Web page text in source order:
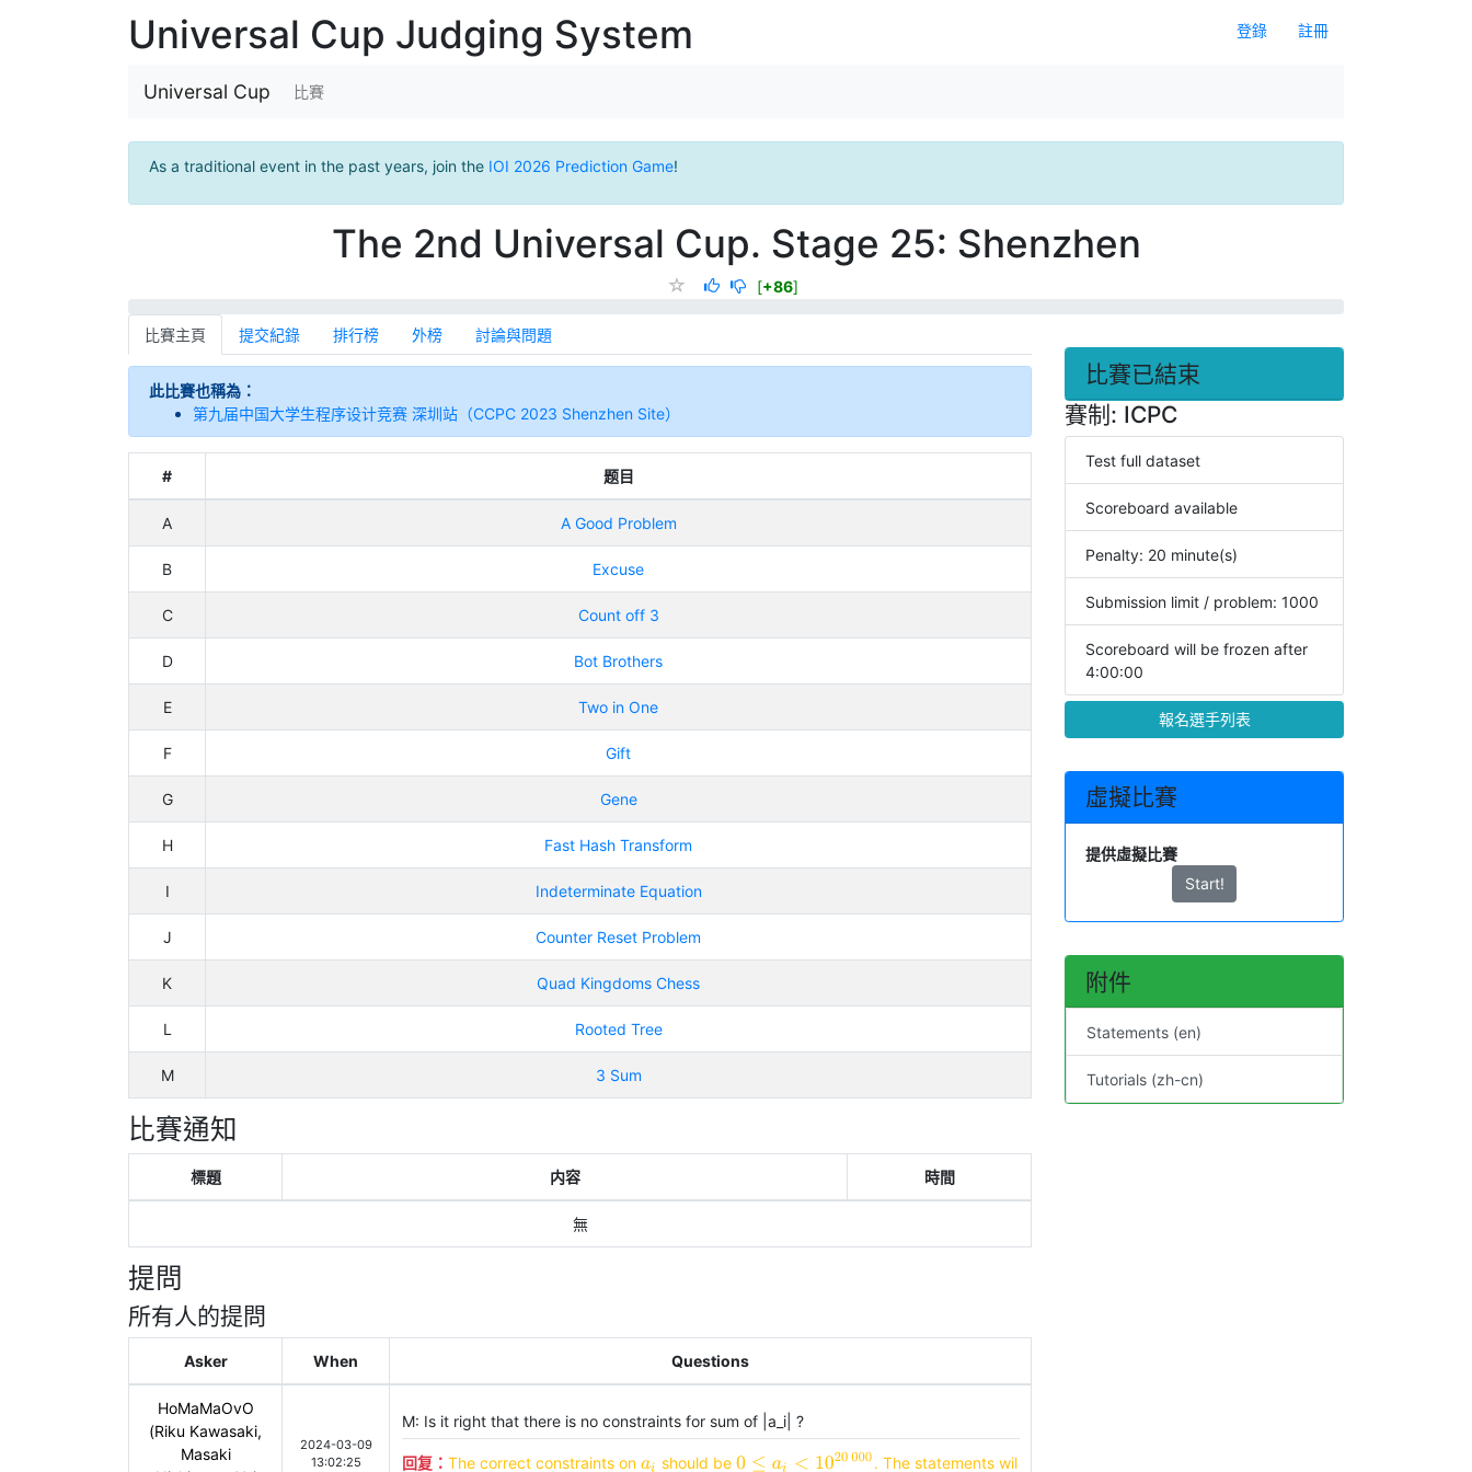
登錄 註冊
Universal Cup Judging System
Universal Cup 比賽
As a traditional event in the past years, join the IOI 2026 Prediction Game!
The 2nd Universal Cup. Stage 25: Shenzhen
[+86]
比賽主頁 提交紀錄 排行榜 外榜 討論與問題
此比賽也稱為：
第九届中国大学生程序设计竞赛 深圳站（CCPC 2023 Shenzhen Site）
# 题目
A A Good Problem
B Excuse
C Count off 3
D Bot Brothers
E Two in One
F Gift
G Gene
H Fast Hash Transform
I Indeterminate Equation
J Counter Reset Problem
K Quad Kingdoms Chess
L Rooted Tree
M 3 Sum
比賽通知
標題 内容 時間
無
提問
所有人的提問
Asker When Questions
HoMaMaOvO
(Riku Kawasaki,
Masaki
2024-03-09
13:02:25
M: Is it right that there is no constraints for sum of |a_i| ?
回复： The correct constraints on ai should be 0≤ai <10 20 000 . The statements wil
比賽已結束
賽制: ICPC
Test full dataset
Scoreboard available
Penalty: 20 minute(s)
Submission limit / problem: 1000
Scoreboard will be frozen after
4:00:00
報名選手列表
虛擬比賽
提供虛擬比賽
Start!
附件
Statements (en)
Tutorials (zh-cn)